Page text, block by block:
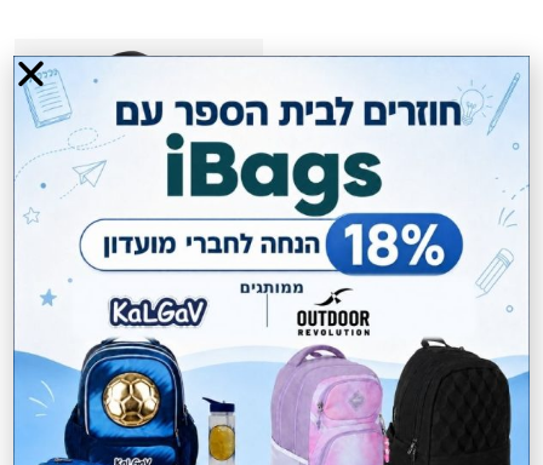
ארנק בינוני מעור Pierre Cardin תיק גב למחשב 15" David Jones
מחיר מועדון: ₪241.08
₪294.00